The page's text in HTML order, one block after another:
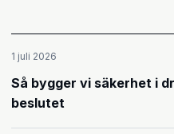
1 juli 2026
Så bygger vi säkerhet i
beslutet